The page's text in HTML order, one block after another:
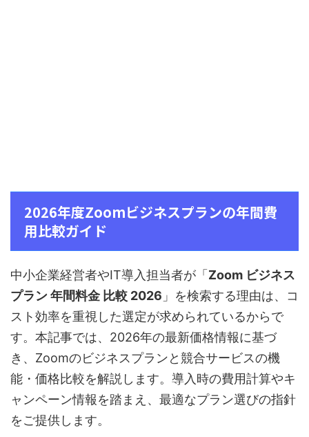
2026年度Zoomビジネスプランの年間費
用比較ガイド
中小企業経営者やIT導入担当者が「 Zoom ビジネス
プラン 年間料金 比較 2026 」を検索する理由は、コ
スト効率を重視した選定が求められているからで
す。本記事では、2026年の最新価格情報に基づ
き、Zoomのビジネスプランと競合サービスの機
能・価格比較を解説します。導入時の費用計算やキ
ャンペーン情報を踏まえ、最適なプラン選びの指針
をご提供します。